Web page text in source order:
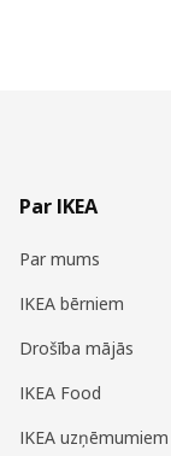
Par IKEA
Par mums
IKEA bērniem
Drošība mājās
IKEA Food
IKEA uzņēmumiem